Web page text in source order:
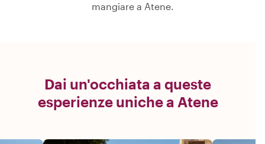
mangiare a Atene.
Dai un'occhiata a queste
esperienze uniche a Atene